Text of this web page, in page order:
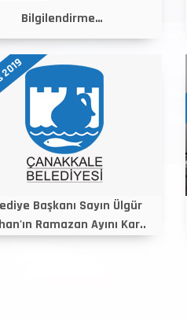
Bilgilendirme…
Başkanı Sayın Ülgür
Ramazan Ayını Kar..